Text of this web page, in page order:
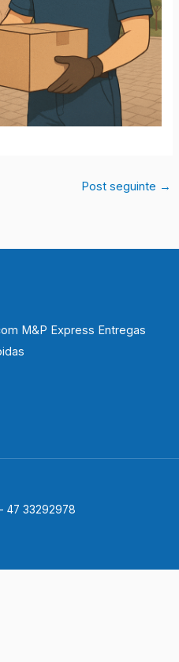
Post seguinte →
M&P Express Entregas
47 33292978